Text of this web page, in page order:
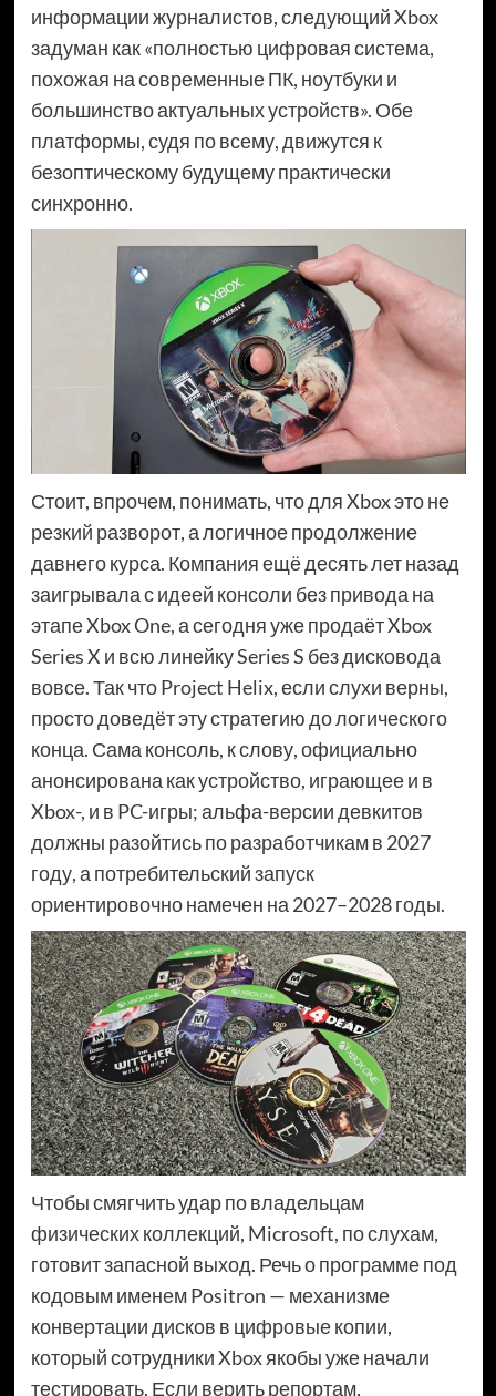
информации журналистов, следующий Xbox
задуман как «полностью цифровая система,
похожая на современные ПК, ноутбуки и
большинство актуальных устройств». Обе
платформы, судя по всему, движутся к
безоптическому будущему практически
синхронно.
Стоит, впрочем, понимать, что для Xbox это не
резкий разворот, а логичное продолжение
давнего курса. Компания ещё десять лет назад
заигрывала с идеей консоли без привода на
этапе Xbox One, а сегодня уже продаёт Xbox
Series X и всю линейку Series S без дисковода
вовсе. Так что Project Helix, если слухи верны,
просто доведёт эту стратегию до логического
конца. Сама консоль, к слову, официально
анонсирована как устройство, играющее и в
Xbox-, и в PC-игры; альфа-версии девкитов
должны разойтись по разработчикам в 2027
году, а потребительский запуск
ориентировочно намечен на 2027–2028 годы.
Чтобы смягчить удар по владельцам
физических коллекций, Microsoft, по слухам,
готовит запасной выход. Речь о программе под
кодовым именем Positron — механизме
конвертации дисков в цифровые копии,
который сотрудники Xbox якобы уже начали
тестировать. Если верить репортам,